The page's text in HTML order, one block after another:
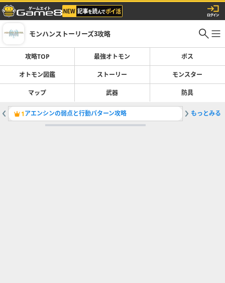
モンハンストーリーズ3攻略
攻略TOP 最強オトモン ボス
オトモン図鑑 ストーリー モンスター
マップ 武器 防具
1アエンシンの弱点と行動パターン攻略 2ネロミ
もっとみる